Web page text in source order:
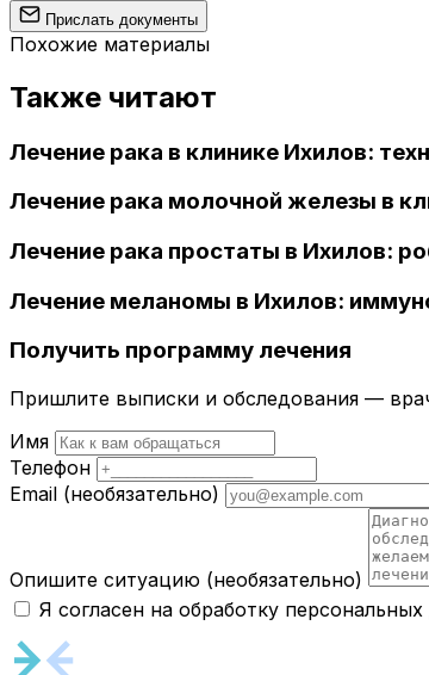
Прислать документы
Похожие материалы
Также читают
Лечение рака в клинике Ихилов:
Лечение рака молочной железы в
Лечение рака простаты в Ихилов:
Лечение меланомы в Ихилов:
Получить программу лечения
Пришлите выписки и обследования —
Имя
Телефон
Email (необязательно)
Опишите ситуацию (необязательно)
Я согласен на обработку